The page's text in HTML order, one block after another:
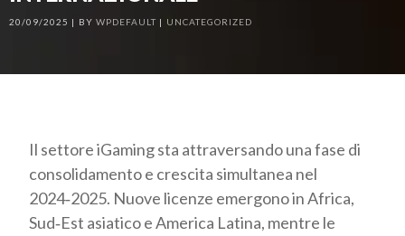
20/09/2025 BY WPDEFAULT UNCATEGORIZED
Il settore iGaming sta attraversando una fase di
consolidamento e crescita simultanea nel
2024‑2025. Nuove licenze emergono in Africa,
Sud‑Est asiatico e America Latina, mentre le